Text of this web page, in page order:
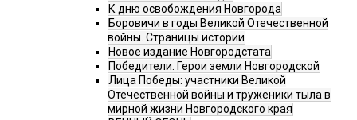
К дню освобождения Новгорода
Боровичи в годы Великой Отечественной
войны. Страницы истории
Новое издание Новгородстата
Победители. Герои земли Новгородской
Лица Победы: участники Великой
Отечественной войны и труженики тыла в
мирной жизни Новгородского края